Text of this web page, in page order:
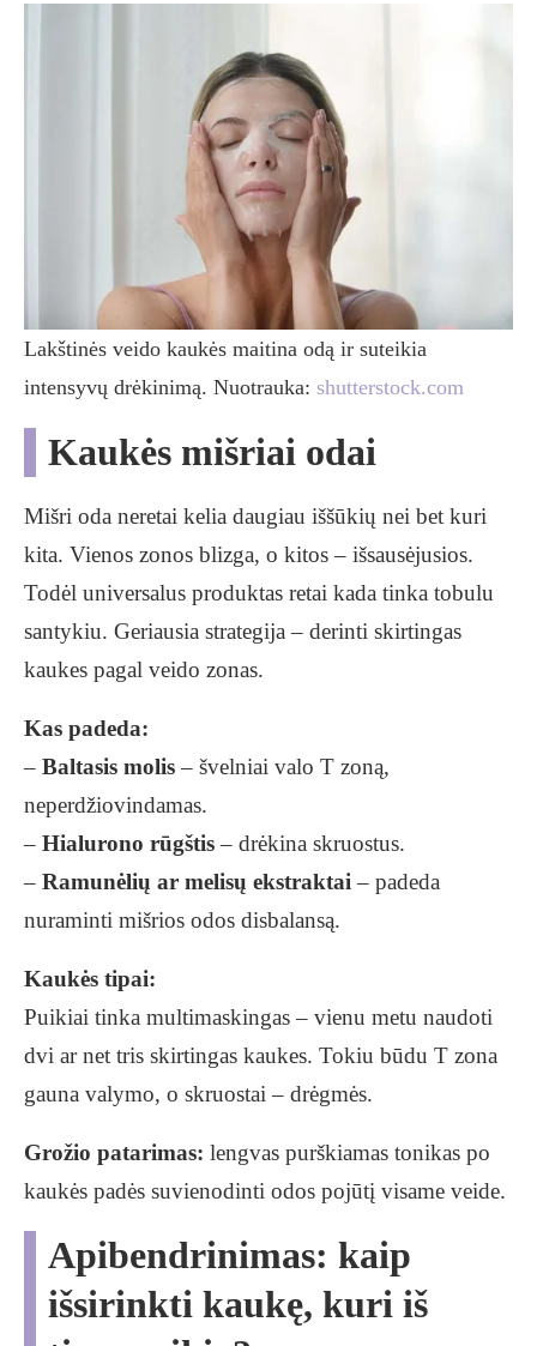
Lakštinės veido kaukės maitina odą ir suteikia
intensyvų drėkinimą. Nuotrauka: shutterstock.com
Kaukės mišriai odai
Mišri oda neretai kelia daugiau iššūkių nei bet kuri
kita. Vienos zonos blizga, o kitos – išsausėjusios.
Todėl universalus produktas retai kada tinka tobulu
santykiu. Geriausia strategija – derinti skirtingas
kaukes pagal veido zonas.
Kas padeda:
– Baltasis molis– švelniai valo T zoną,
neperdžiovindamas.
– Hialurono rūgštis– drėkina skruostus.
– Ramunėlių ar melisų ekstraktai– padeda
nuraminti mišrios odos disbalansą.
Kaukės tipai:
Puikiai tinka multimaskingas – vienu metu naudoti
dvi ar net tris skirtingas kaukes. Tokiu būdu T zona
gauna valymo, o skruostai – drėgmės.
Grožio patarimas: lengvas purškiamas tonikas po
kaukės padės suvienodinti odos pojūtį visame veide.
Apibendrinimas: kaip
išsirinkti kaukę, kuri iš